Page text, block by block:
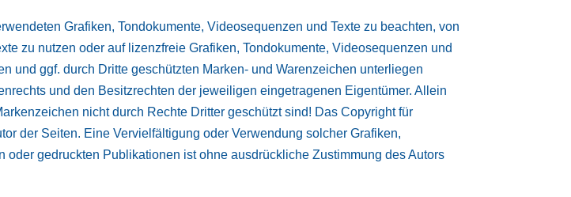
Grafiken, Tondokumente, Videosequenzen und Texte zu beachten, von
zu nutzen oder auf lizenzfreie Grafiken, Tondokumente, Videosequenzen und
und ggf. durch Dritte geschützten Marken- und Warenzeichen unterliegen
und den Besitzrechten der jeweiligen eingetragenen Eigentümer. Allein
nicht durch Rechte Dritter geschützt sind! Das Copyright für
der Seiten. Eine Vervielfältigung oder Verwendung solcher Grafiken,
gedruckten Publikationen ist ohne ausdrückliche Zustimmung des Autors